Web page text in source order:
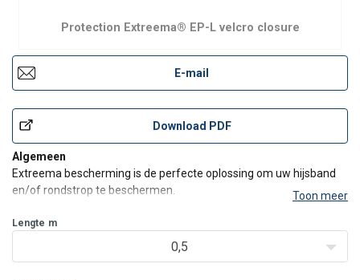
Protection Extreema® EP-L velcro closure
E-mail
Download PDF
Algemeen
Extreema bescherming is de perfecte oplossing om uw hijsband
en/of rondstrop te beschermen.
moeten deze altijd worden beschermd op de aanslagpunten. Dus
op het verankeringspunt op de last (harpsluitingen, pennen, assen,
Toon meer
Lengte m
0,5